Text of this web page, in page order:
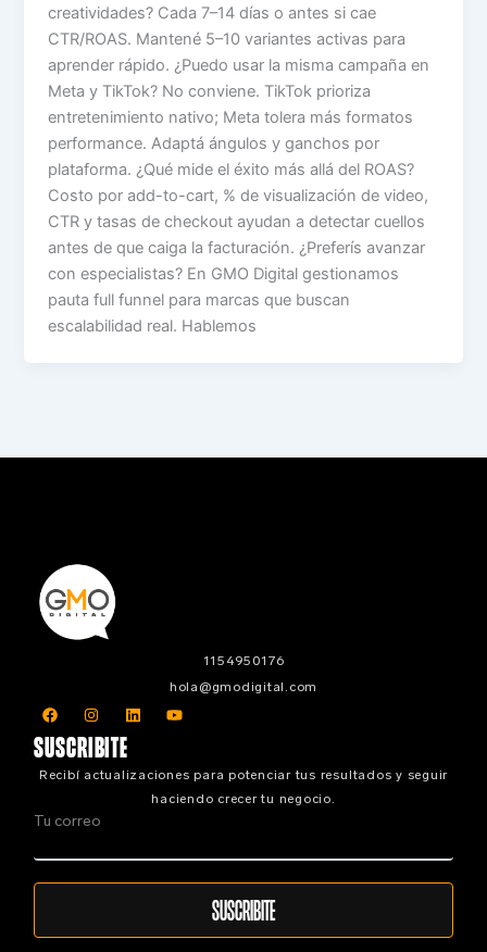
creatividades? Cada 7–14 días o antes si cae
CTR/ROAS. Mantené 5–10 variantes activas para
aprender rápido. ¿Puedo usar la misma campaña en
Meta y TikTok? No conviene. TikTok prioriza
entretenimiento nativo; Meta tolera más formatos
performance. Adaptá ángulos y ganchos por
plataforma. ¿Qué mide el éxito más allá del ROAS?
Costo por add-to-cart, % de visualización de video,
CTR y tasas de checkout ayudan a detectar cuellos
antes de que caiga la facturación. ¿Preferís avanzar
con especialistas? En GMO Digital gestionamos
pauta full funnel para marcas que buscan
escalabilidad real. Hablemos
1154950176
hola@gmodigital.com
F
a
c
e
o
I
n
s
g
m
L
i
d
Y
o
b
e
SUSCRIBITE
Recibí actualizaciones para potenciar tus resultados y seguir
haciendo crecer tu negocio.
Tu correo